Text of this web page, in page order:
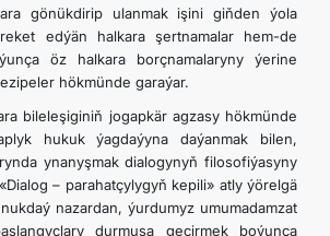
gönükdirip ulanmak işini giňden ýola
edýän halkara şertnamalar hem-de
öz halkara borçnamalaryny ýerine
hökmünde garaýar.
bileleşiginiň jogapkär agzasy hökmünde
hukuk ýagdaýyna daýanmak bilen,
ynanyşmak dialogynyň filosofiýasyny
– parahatçylygyň kepili» atly ýörelgä
nazardan, ýurdumyz umumadamzat
durmuşa geçirmek boýunça